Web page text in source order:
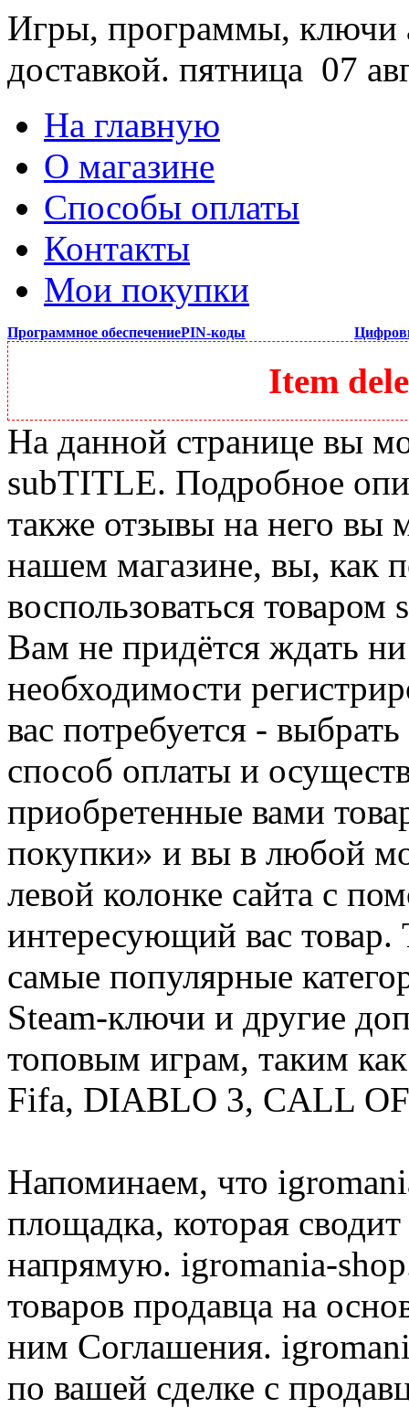
Игры, программы, ключи
доставкой. пятница 07
На главную
О магазине
Способы оплаты
Контакты
Мои покупки
Программное обеспечениеPIN-коды
Item
На данной странице вы
subTITLE. Подробное
также отзывы на него вы
нашем магазине, вы, как
воспользоваться
Вам не придётся ждать
необходимости
вас потребуется -
способ оплаты и
приобретенные вами
покупки» и вы в любой
левой колонке сайта с
интересующий вас
самые популярные
Steam-ключи и другие
топовым играм, таким
Fifa, DIABLO 3, CALL
Напоминаем, что
площадка, которая
напрямую. igromania-
товаров продавца на
ним Соглашения.
по вашей сделке с